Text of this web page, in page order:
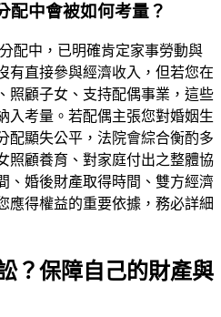
配中會被如何考量？
配中，已明確肯定家事勞動與
有直接參與經濟收入，但若您在
照顧子女、支持配偶事業，這些
入考量。若配偶主張您對婚姻生
配顯失公平，法院會綜合衡酌多
照顧養育、對家庭付出之整體協
、婚後財產取得時間、雙方經濟
應得權益的重要依據，務必詳細
？保障自己的財產與